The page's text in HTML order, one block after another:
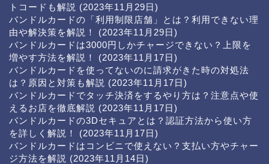
トコードも解説 (2023年11月29日)
バンドルカードの「利用制限店舗」とは？利用できない理
由や解決策を解説！
(2023年11月29日)
バンドルカードは3000円しかチャージできない？上限を
増やす方法を解説！
(2023年11月17日)
バンドルカードを使ってないのに請求がきた時の対処法
は？原因と対策も解説 (2023年11月17日)
バンドルカードでタッチ決済をするやり方は？注意点や使
えるお店を徹底解説 (2023年11月17日)
バンドルカードの3Dセキュアとは？認証方法から使い方
を詳しく解説！
(2023年11月17日)
バンドルカードはコンビニで使えない？支払い方やチャー
ジ方法を解説 (2023年11月14日)